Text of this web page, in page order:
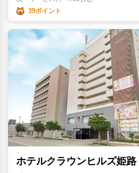
39ポイント
ホテルクラウンヒルズ姫路